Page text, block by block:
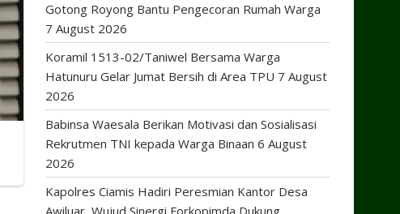
Gotong Royong Bantu Pengecoran Rumah Warga
7 August 2026
Koramil 1513-02/Taniwel Bersama Warga
Hatunuru Gelar Jumat Bersih di Area TPU 7 August
2026
Babinsa Waesala Berikan Motivasi dan Sosialisasi
Rekrutmen TNI kepada Warga Binaan 6 August
2026
Kapolres Ciamis Hadiri Peresmian Kantor Desa
Awiluar, Wujud Sinergi Forkopimda Dukung